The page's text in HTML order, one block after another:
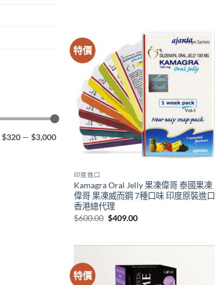
$320 — $3,000
特價
印度進口
Kamagra Oral Jelly 果凍偉哥 泰國果凍
偉哥 果凍威而鋼 7種口味 印度原裝進口
香港總代理
$600.00 Original
$409.00Current
特價